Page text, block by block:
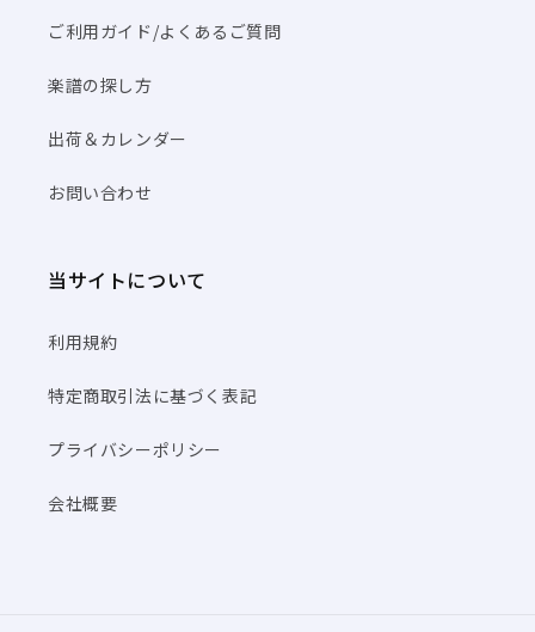
ご利用ガイド/よくあるご質問
楽譜の探し方
出荷＆カレンダー
お問い合わせ
当サイトについて
利用規約
特定商取引法に基づく表記
プライバシーポリシー
会社概要